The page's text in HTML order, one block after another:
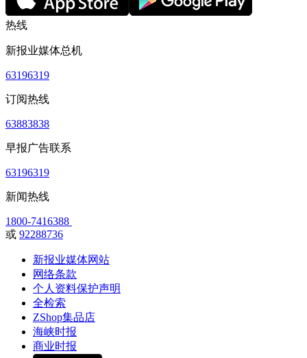
热线
新报业媒体总机
63196319
订阅热线
63883838
早报广告联系
63196319
新闻热线
1800-7416388
或 92288736
新报业媒体网站
网络条款
个人资料保护声明
全检索
ZShop集品店
海峡时报
商业时报